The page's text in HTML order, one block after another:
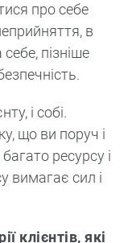
про себе
в
пізніше
і собі.
що ви поруч і
ресурсу і
вимагає сил і
клієнтів, які